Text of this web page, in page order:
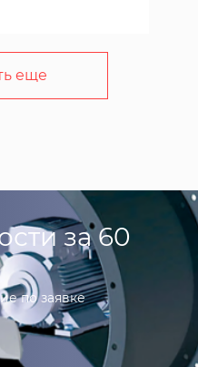
еще
за 60
по заявке